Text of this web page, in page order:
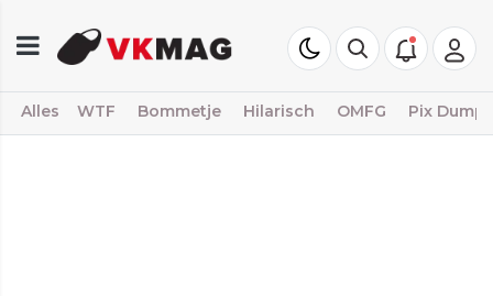
Alles WTF Bommetje Hilarisch OMFG Pix Dump